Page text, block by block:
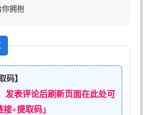
你拥抱
码】
发表评论后刷新页面在此处可
+提取码」